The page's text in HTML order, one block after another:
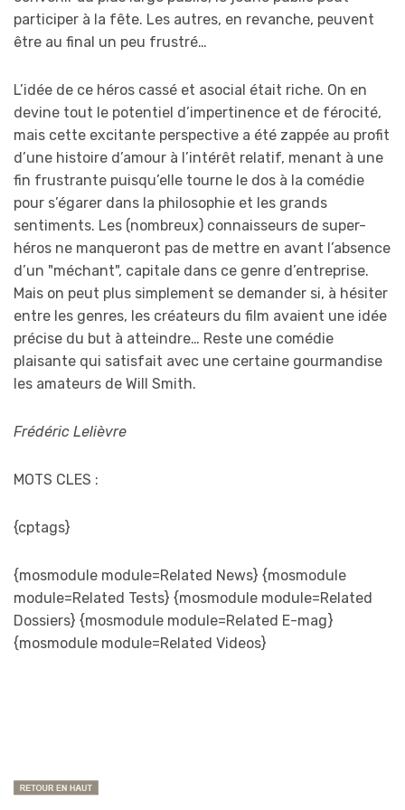
participer à la fête. Les autres, en revanche, peuvent
être au final un peu frustré…
L’idée de ce héros cassé et asocial était riche. On en
devine tout le potentiel d’impertinence et de férocité,
mais cette excitante perspective a été zappée au profit
d’une histoire d’amour à l’intérêt relatif, menant à une
fin frustrante puisqu’elle tourne le dos à la comédie
pour s’égarer dans la philosophie et les grands
sentiments. Les (nombreux) connaisseurs de super-
héros ne manqueront pas de mettre en avant l’absence
d’un "méchant", capitale dans ce genre d’entreprise.
Mais on peut plus simplement se demander si, à hésiter
entre les genres, les créateurs du film avaient une idée
précise du but à atteindre… Reste une comédie
plaisante qui satisfait avec une certaine gourmandise
les amateurs de Will Smith.
Frédéric Lelièvre
MOTS CLES :
{cptags}
{mosmodule module=Related News} {mosmodule
module=Related Tests} {mosmodule module=Related
Dossiers} {mosmodule module=Related E-mag}
{mosmodule module=Related Videos}